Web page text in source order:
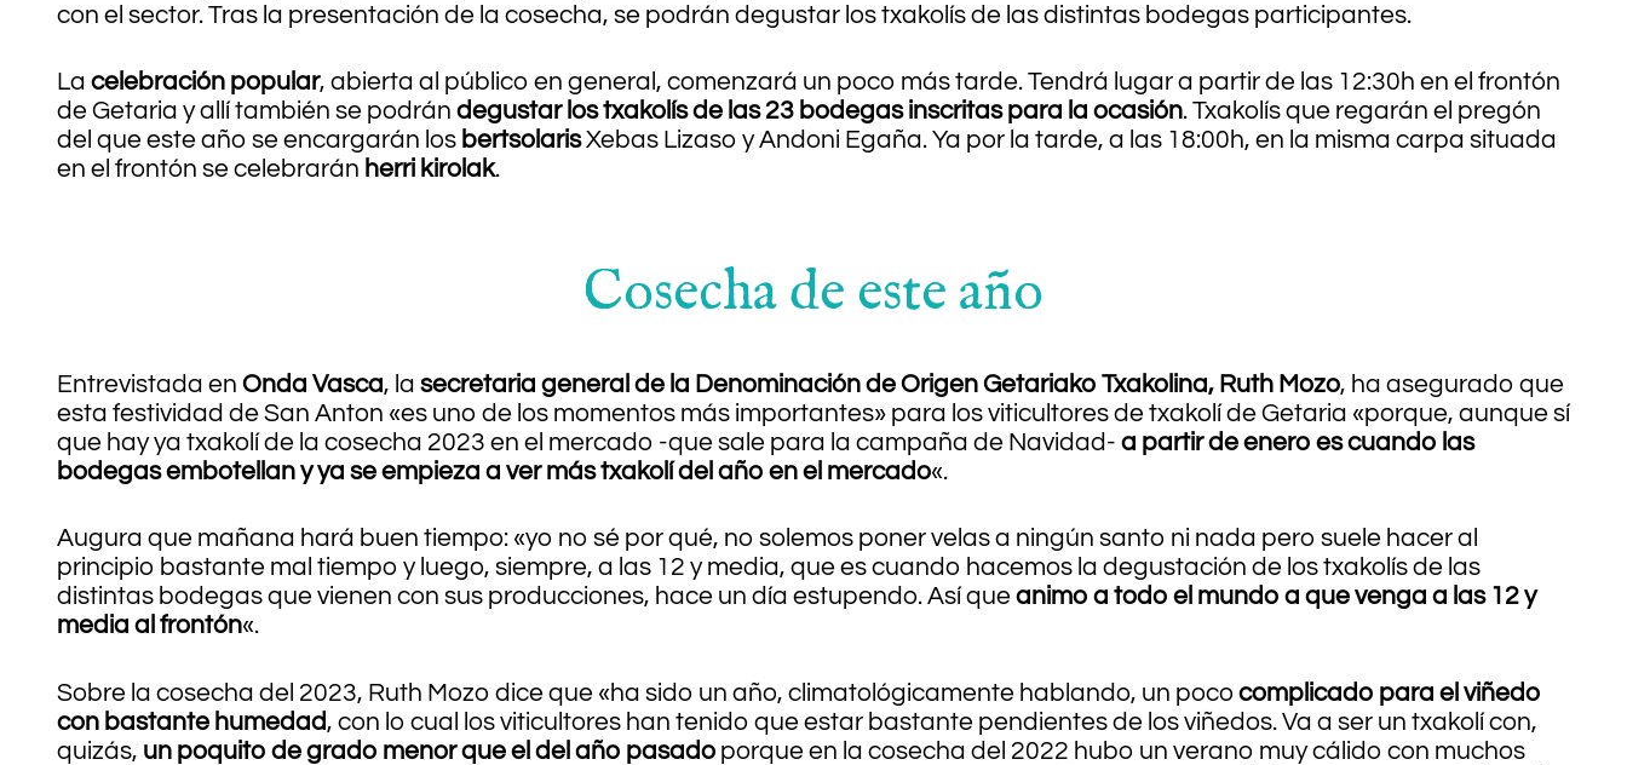
con el sector. Tras la presentación de la cosecha, se podrán degustar los txakolís de las distintas bodegas participantes.
La celebración popular, abierta al público en general, comenzará un poco más tarde. Tendrá lugar a partir de las 12:30h en el frontón
de Getaria y allí también se podrán degustar los txakolís de las 23 bodegas inscritas para la ocasión. Txakolís que regarán el pregón
del que este año se encargarán los bertsolarisXebas Lizaso y Andoni Egaña. Ya por la tarde, a las 18:00h, en la misma carpa situada
en el frontón se celebrarán herri kirolak.
Cosecha de este año
Entrevistada en Onda Vasca, la secretaria general de la Denominación de Origen Getariako Txakolina, Ruth Mozo, ha asegurado que
esta festividad de San Anton «es uno de los momentos más importantes» para los viticultores de txakolí de Getaria «porque, aunque sí
que hay ya txakolí de la cosecha 2023 en el mercado -que sale para la campaña de Navidad- a partir de enero es cuando las
bodegas embotellan y ya se empieza a ver más txakolí del año en el mercado«.
Augura que mañana hará buen tiempo: «yo no sé por qué, no solemos poner velas a ningún santo ni nada pero suele hacer al
principio bastante mal tiempo y luego, siempre, a las 12 y media, que es cuando hacemos la degustación de los txakolís de las
distintas bodegas que vienen con sus producciones, hace un día estupendo. Así queanimo a todo el mundo a que venga a las 12 y
media al frontón«.
Sobre la cosecha del 2023, Ruth Mozo dice que «ha sido un año, climatológicamente hablando, un pococomplicado para el viñedo
con bastante humedad, con lo cual los viticultores han tenido que estar bastante pendientes de los viñedos. Va a ser un txakolí con,
quizás, un poquito de grado menor que el del año pasado porque en la cosecha del 2022 hubo un verano muy cálido con muchos